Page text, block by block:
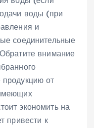
воды (при
и
соединительные
внимание
от
экономить на
привести к